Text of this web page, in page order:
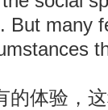
But many
的体验，